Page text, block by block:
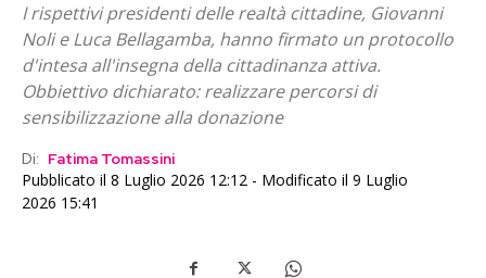
I rispettivi presidenti delle realtà cittadine, Giovanni
Noli e Luca Bellagamba, hanno firmato un protocollo
d'intesa all'insegna della cittadinanza attiva.
Obbiettivo dichiarato: realizzare percorsi di
sensibilizzazione alla donazione
Di: Fatima Tomassini
Pubblicato il 8 Luglio 2026 12:12 - Modificato il 9 Luglio
2026 15:41